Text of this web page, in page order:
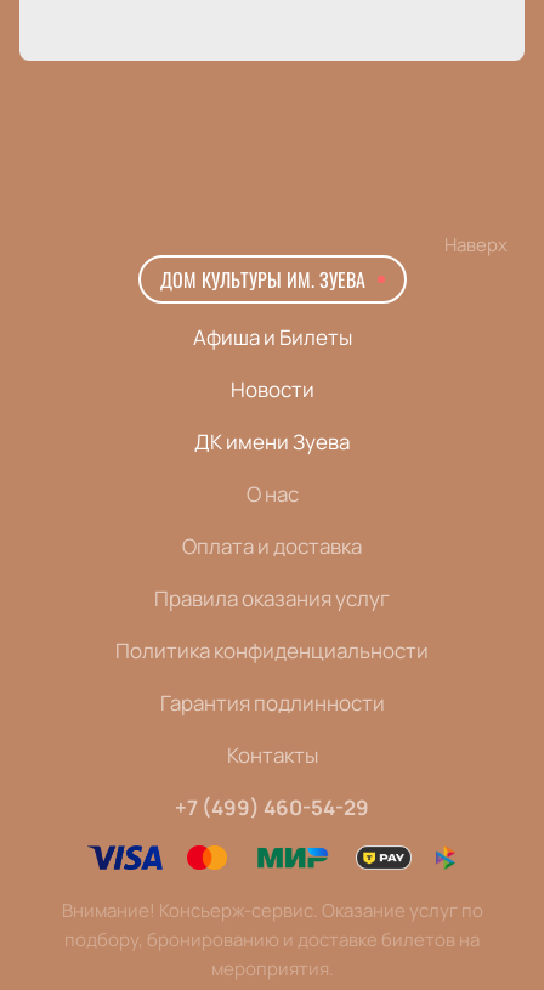
Наверх
ДОМ КУЛЬТУРЫ ИМ. ЗУЕВА
Афиша и Билеты
Новости
ДК имени Зуева
О нас
Оплата и доставка
Правила оказания услуг
Политика конфиденциальности
Гарантия подлинности
Контакты
+7 (499) 460-54-29
Внимание! Консьерж-сервис. Оказание услуг по
подбору, бронированию и доставке билетов на
мероприятия.